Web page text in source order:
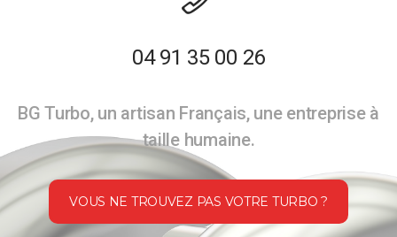
04 91 35 00 26
BG Turbo, un artisan Français, une entreprise à
taille humaine.
VOUS NE TROUVEZ PAS VOTRE TURBO ?